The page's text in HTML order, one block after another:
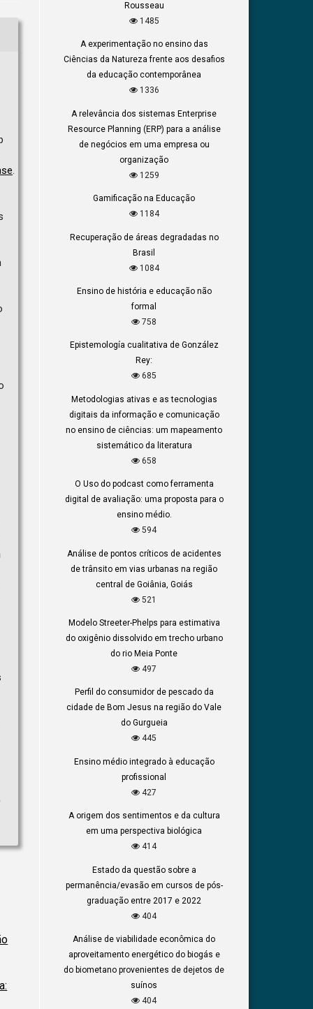
Rousseau
1485
A experimentação no ensino das
Ciências da Natureza frente aos desafios
da educação contemporânea
1336
A relevância dos sistemas Enterprise
Resource Planning (ERP) para a análise
de negócios em uma empresa ou
organização
1259
Gamificação na Educação
1184
Recuperação de áreas degradadas no
Brasil
1084
Ensino de história e educação não
formal
758
Epistemología cualitativa de González
Rey:
685
Metodologias ativas e as tecnologias
digitais da informação e comunicação
no ensino de ciências: um mapeamento
sistemático da literatura
658
O Uso do podcast como ferramenta
digital de avaliação: uma proposta para o
ensino médio.
594
Análise de pontos críticos de acidentes
de trânsito em vias urbanas na região
central de Goiânia, Goiás
521
Modelo Streeter-Phelps para estimativa
do oxigênio dissolvido em trecho urbano
do rio Meia Ponte
497
Perfil do consumidor de pescado da
cidade de Bom Jesus na região do Vale
do Gurgueia
445
Ensino médio integrado à educação
profissional
427
A origem dos sentimentos e da cultura
em uma perspectiva biológica
414
Estado da questão sobre a
permanência/evasão em cursos de pós-
graduação entre 2017 e 2022
404
Análise de viabilidade econômica do
aproveitamento energético do biogás e
do biometano provenientes de dejetos de
suínos
404